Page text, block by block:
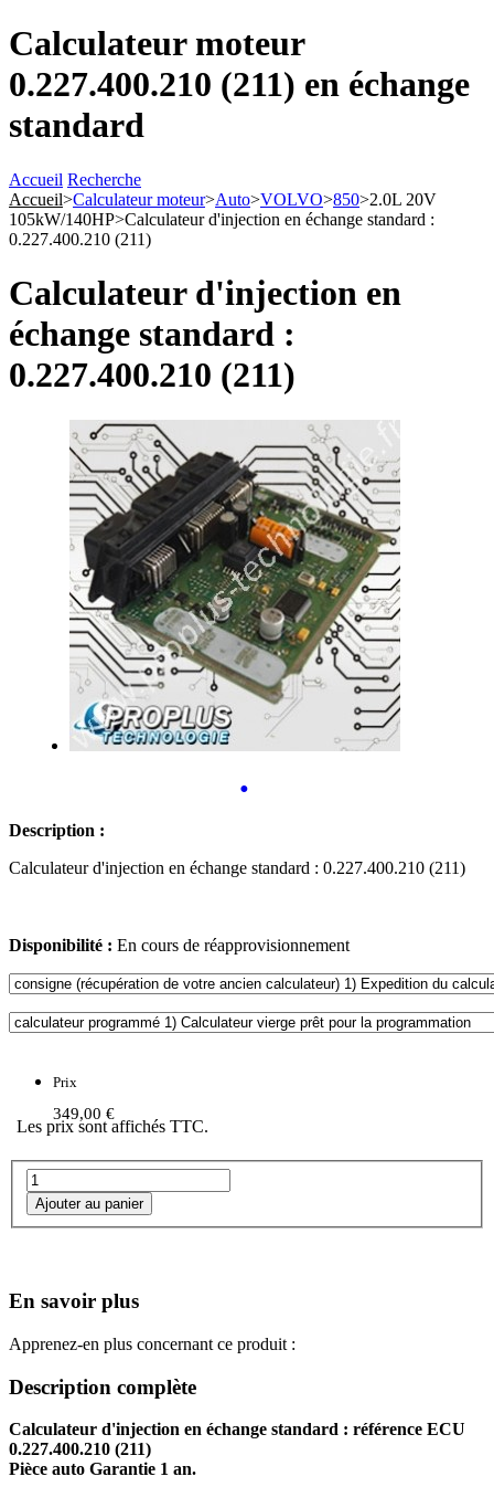
Calculateur moteur
0.227.400.210 (211) en échange
standard
Accueil Recherche
Accueil>Calculateur moteur>Auto>VOLVO>850>2.0L 20V
105kW/140HP>Calculateur d'injection en échange standard :
0.227.400.210 (211)
Calculateur d'injection en
échange standard :
0.227.400.210 (211)
•
Description :
Calculateur d'injection en échange standard : 0.227.400.210 (211)
Disponibilité : En cours de réapprovisionnement
Prix
349,00 €
Les prix sont affichés TTC.
En savoir plus
Apprenez-en plus concernant ce produit :
Description complète
Calculateur d'injection en échange standard : référence ECU
0.227.400.210 (211)
Pièce auto Garantie 1 an.